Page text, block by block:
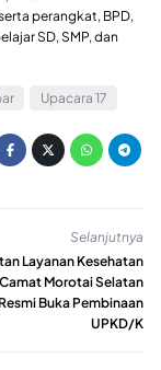
perangkat, BPD,
SD, SMP, dan
Upacara 17
Selanjutnya
Layanan Kesehatan
Morotai Selatan
Buka Pembinaan
UPKD/K